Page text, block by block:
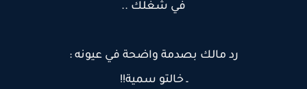
في شغلك ..
رد مالك بصدمة واضحة في عيونه :
ـ خالتو سمية!!